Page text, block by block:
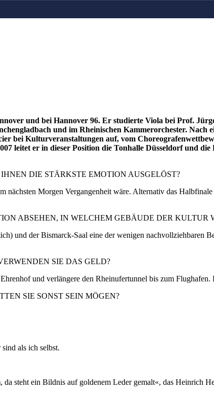
und bei Hannover 96. Er studierte Viola bei Prof.
und im Rheinischen Kammerorchester.
bei Kulturveranstaltungen auf, vom Choreografenwettbew
leitet er in dieser Position die Tonhalle Düsseldorf und
DIE STÄRKSTE EMOTION AUSGELÖST?
nächsten Morgen Vergangenheit wäre. Alternativ das
ABSEHEN, IN WELCHEM GEBÄUDE DER KULTUR
und der Bismarck-Saal eine der wenigen nachvollziehbaren
SIE DAS GELD?
und verlängere den Rheinufertunnel bis zum
SIE SONST SEIN MÖGEN?
als ich selbst.
steht ein Bildnis auf goldenem Leder gemalt«, das Heinrich